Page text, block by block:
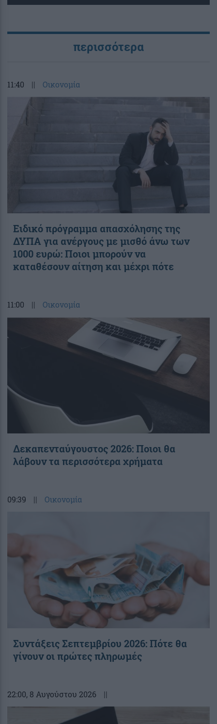
περισσότερα
11:40 || Οικονομία
Ειδικό πρόγραμμα απασχόλησης της
ΔΥΠΑ για ανέργους με μισθό άνω των
1000 ευρώ: Ποιοι μπορούν να
καταθέσουν αίτηση και μέχρι πότε
11:00 || Οικονομία
Δεκαπενταύγουστος 2026: Ποιοι θα
λάβουν τα περισσότερα χρήματα
09:39 || Οικονομία
Συντάξεις Σεπτεμβρίου 2026: Πότε θα
γίνουν οι πρώτες πληρωμές
22:00, 8 Αυγούστου 2026 ||